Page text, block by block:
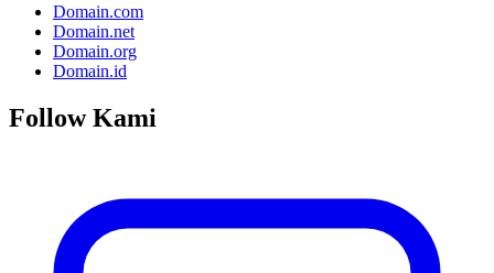
Domain.com
Domain.net
Domain.org
Domain.id
Follow Kami